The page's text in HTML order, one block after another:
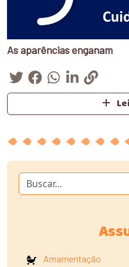
As aparências enganam
Amamentação